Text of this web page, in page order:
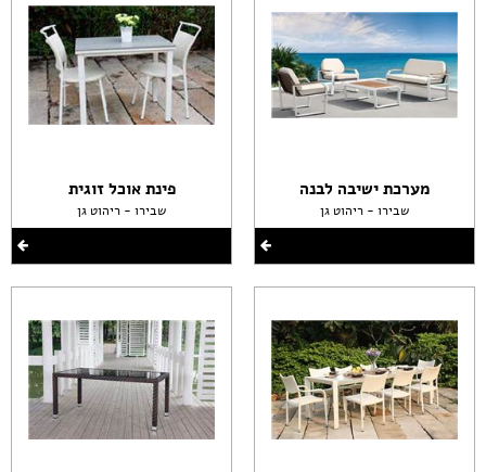
מערכת ישיבה לבנה
שבירו - ריהוט גן
פינת אוכל זוגית
שבירו - ריהוט גן